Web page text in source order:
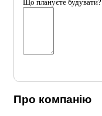
Що плануєте будувати?
Про компанію